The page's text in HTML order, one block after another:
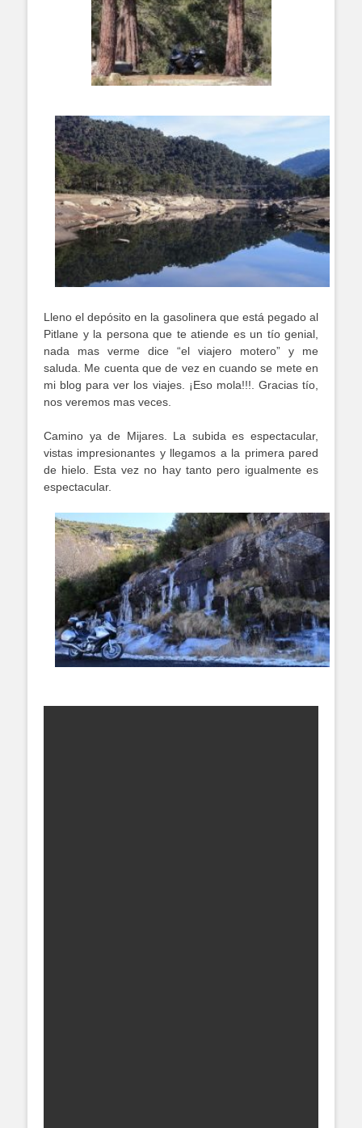
Lleno el depósito en la gasolinera que está pegado al
Pitlane y la persona que te atiende es un tío genial,
nada mas verme dice “el viajero motero” y me
saluda. Me cuenta que de vez en cuando se mete en
mi blog para ver los viajes. ¡Eso mola!!!. Gracias tío,
nos veremos mas veces.
Camino ya de Mijares. La subida es espectacular,
vistas impresionantes y llegamos a la primera pared
de hielo. Esta vez no hay tanto pero igualmente es
espectacular.